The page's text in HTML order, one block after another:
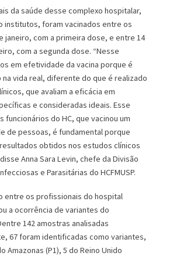
da saúde desse complexo hospitalar,
institutos, foram vacinados entre os
janeiro, com a primeira dose, e entre 14
com a segunda dose. “Nesse
em efetividade da vacina porque é
na vida real, diferente do que é realizado
que avaliam a eficácia em
e consideradas ideais. Esse
funcionários do HC, que vacinou um
de pessoas, é fundamental porque
obtidos nos estudos clínicos
Anna Sara Levin, chefe da Divisão
e Parasitárias do HCFMUSP.
entre os profissionais do hospital
a ocorrência de variantes do
142 amostras analisadas
67 foram identificadas como variantes,
Amazonas (P1), 5 do Reino Unido